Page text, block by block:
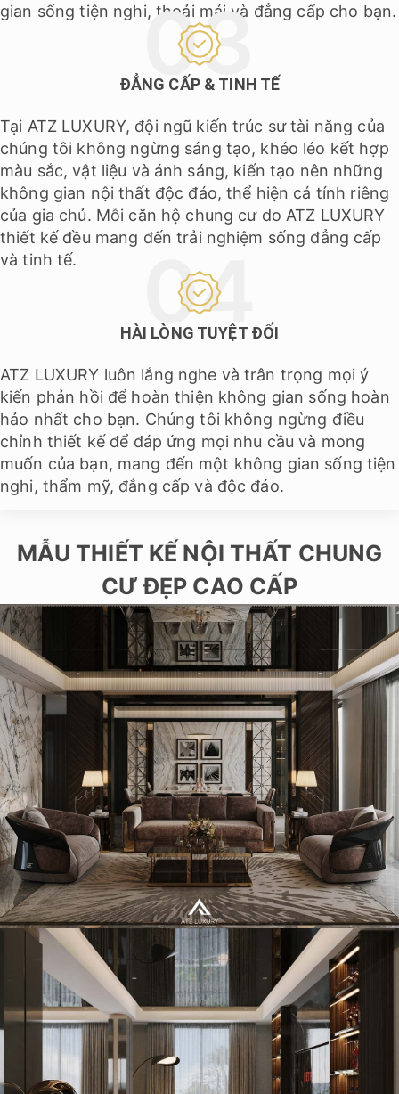
gian sống tiện nghi, thoải mái và đẳng cấp cho bạn.
ĐẲNG CẤP & TINH TẾ
Tại ATZ LUXURY, đội ngũ kiến trúc sư tài năng của
chúng tôi không ngừng sáng tạo, khéo léo kết hợp
màu sắc, vật liệu và ánh sáng, kiến tạo nên những
không gian nội thất độc đáo, thể hiện cá tính riêng
của gia chủ. Mỗi căn hộ chung cư do ATZ LUXURY
thiết kế đều mang đến trải nghiệm sống đẳng cấp
và tinh tế.
HÀI LÒNG TUYỆT ĐỐI
ATZ LUXURY luôn lắng nghe và trân trọng mọi ý
kiến phản hồi để hoàn thiện không gian sống hoàn
hảo nhất cho bạn. Chúng tôi không ngừng điều
chỉnh thiết kế để đáp ứng mọi nhu cầu và mong
muốn của bạn, mang đến một không gian sống tiện
nghi, thẩm mỹ, đẳng cấp và độc đáo.
MẪU THIẾT KẾ NỘI THẤT CHUNG
CƯ ĐẸP CAO CẤP
Mẫu thiết kế nội thất căn Penthouse Vinhomes Imperia Hải
Phòng